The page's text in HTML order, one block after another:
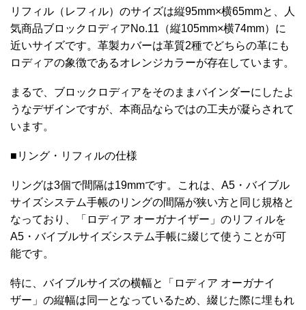
リフィル（レフィル）のサイズは縦95mm×横65mmと、人
気商品ブロックロディアNo.11（縦105mm×横74mm）に
近いサイズです。革製カバーは革質2種でどちらの革にも
ロディアの象徴であるオレンジカラーが存在しています。
まるで、ブロックロディアをそのままバインダーにしたよ
うなデザインですが、本商品ならではの工夫が凝らされて
います。
■リング・リフィルの仕様
リングは3個で間隔は19mmです。これは、A5・バイブル
サイズシステム手帳のリングの間隔が狭い方と同じ規格と
なっており、「ロディア オーガナイザー」のリフィルを
A5・バイブルサイズシステム手帳に綴じて使うことが可
能です。
特に、バイブルサイズの横幅と「ロディア オーガナイ
ザー」の縦幅は同一となっているため、綴じた際に埋もれ